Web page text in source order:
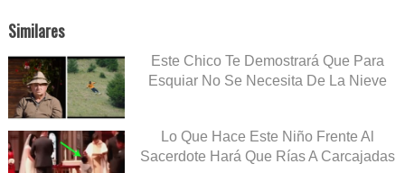
Similares
Este Chico Te Demostrará Que Para
Esquiar No Se Necesita De La Nieve
Lo Que Hace Este Niño Frente Al
Sacerdote Hará Que Rías A Carcajadas